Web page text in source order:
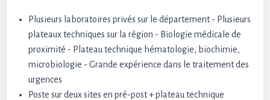
Plusieurs laboratoires privés sur le département - Plusieurs
plateaux techniques sur la région - Biologie médicale de
proximité - Plateau technique hématologie, biochimie,
microbiologie - Grande expérience dans le traitement des
urgences
Poste sur deux sites en pré-post + plateau technique